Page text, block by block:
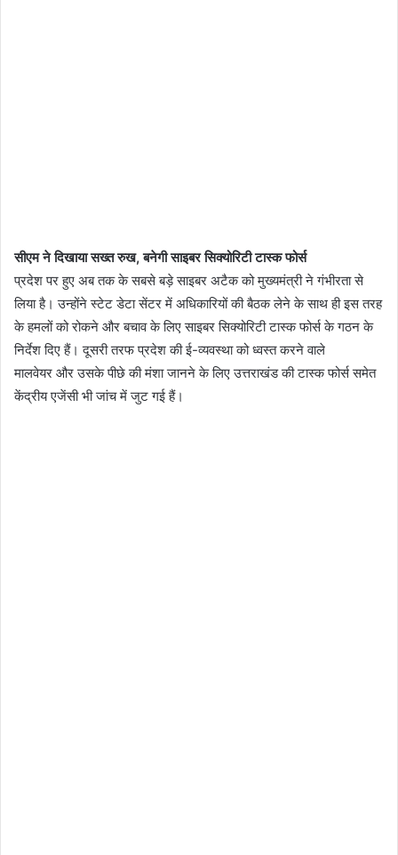
सीएम ने दिखाया सख्त रुख, बनेगी साइबर सिक्योरिटी टास्क फोर्स
प्रदेश पर हुए अब तक के सबसे बड़े साइबर अटैक को मुख्यमंत्री ने गंभीरता से
लिया है। उन्होंने स्टेट डेटा सेंटर में अधिकारियों की बैठक लेने के साथ ही इस तरह
के हमलों को रोकने और बचाव के लिए साइबर सिक्योरिटी टास्क फोर्स के गठन के
निर्देश दिए हैं। दूसरी तरफ प्रदेश की ई-व्यवस्था को ध्वस्त करने वाले
मालवेयर और उसके पीछे की मंशा जानने के लिए उत्तराखंड की टास्क फोर्स समेत
केंद्रीय एजेंसी भी जांच में जुट गई हैं।